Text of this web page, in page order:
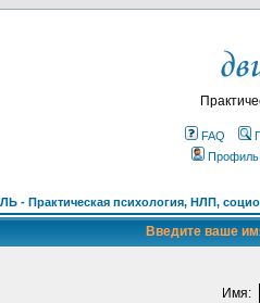
FAQ
Профиль
- Практическая психология, НЛП,
Введите ваше
Имя: